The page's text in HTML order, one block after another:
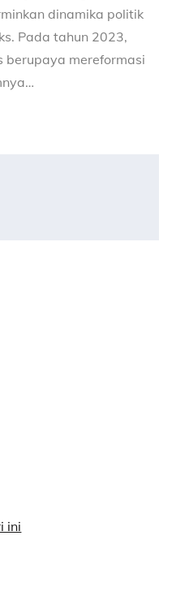
dinamika politik
Pada tahun 2023,
berupaya mereformasi
ini